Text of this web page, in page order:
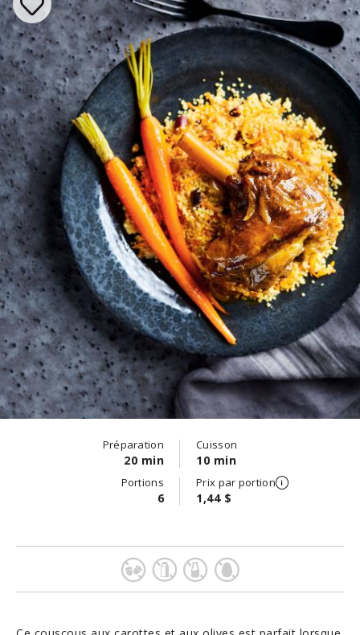
Préparation
20 min
Cuisson
10 min
Portions
6
Prix par portion
1,44 $